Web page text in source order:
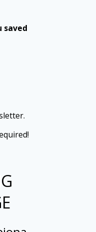
saved